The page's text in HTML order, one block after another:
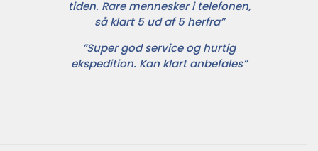
tiden. Rare mennesker i telefonen,
så klart 5 ud af 5 herfra”
”Super god service og hurtig
ekspedition. Kan klart anbefales”